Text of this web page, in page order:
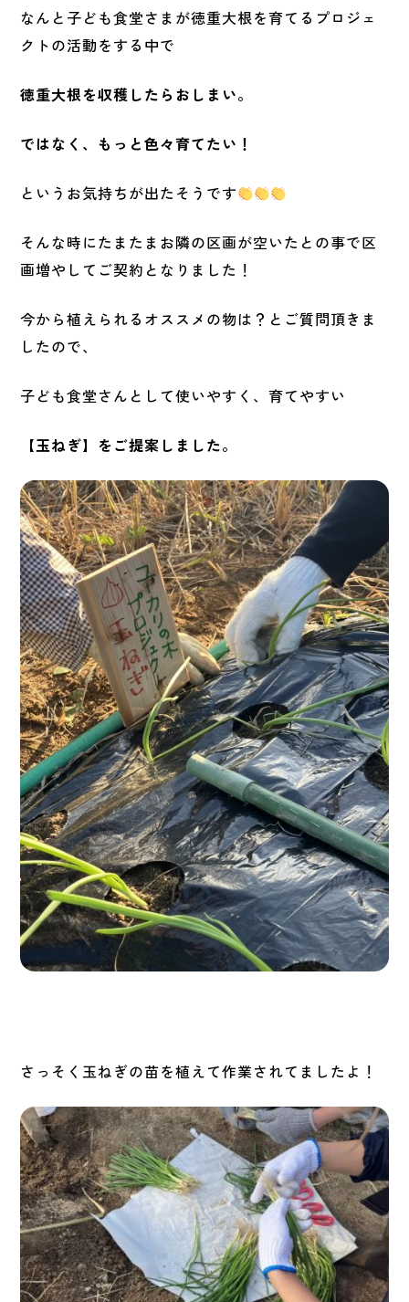
なんと子ども食堂さまが徳重大根を育てるプロジェ
クトの活動をする中で
徳重大根を収穫したらおしまい。
ではなく、もっと色々育てたい！
というお気持ちが出たそうです
そんな時にたまたまお隣の区画が空いたとの事で区
画増やしてご契約となりました！
今から植えられるオススメの物は？とご質問頂きま
したので、
子ども食堂さんとして使いやすく、育てやすい
【玉ねぎ】をご提案しました。
さっそく玉ねぎの苗を植えて作業されてましたよ！